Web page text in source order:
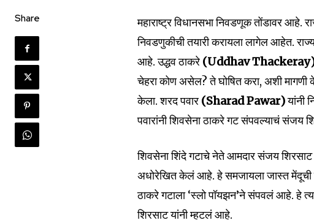
of the
To subscribe, simply enter your email
the subscribe button below. Don't worry,
won't spam your inbox. Your information
6,300
Share
महाराष्ट्र विधानसभा निवडणूक तोंडावर आहे.
निवडणुकीची तयारी करायला लागेल आहेत.
आहे. उद्धव ठाकरे (Uddhav
चेहरा कोण असेल? ते घोषित करा, अशी मागणी
केला. शरद पवार (Sharad Pawar)यांनी
पवारांनी शिवसेना ठाकरे गट संपवल्याचं संजय
शिवसेना शिंदे गटाचे नेते आमदार संजय शिरसाट
अधोरेखित केलं आहे. हे समजायला जास्त मेंदूची
ठाकरे गटाला ‘स्लो पॉयझन’ने संपवलं आहे. हे
शिरसाट यांनी म्हटलं आहे.